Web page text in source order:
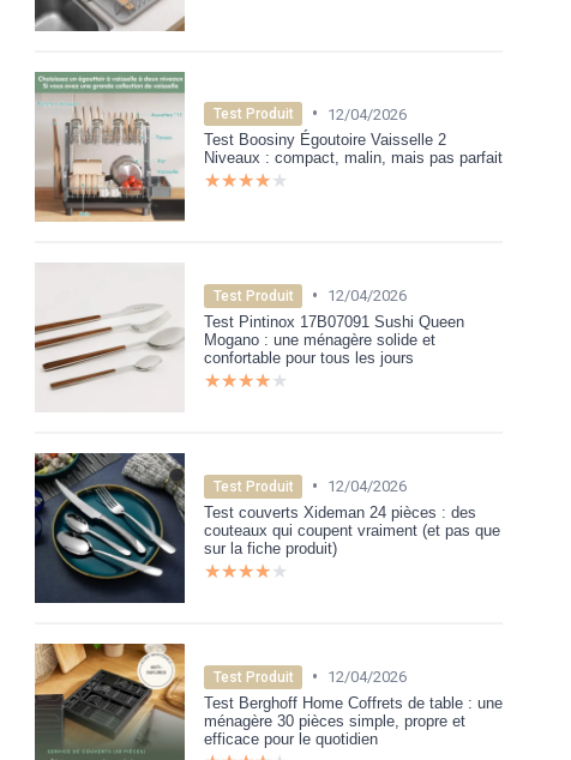
Test Produit •
12/04/2026
Test Boosiny Égoutoire Vaisselle 2
Niveaux : compact, malin, mais pas parfait
★★★★★
★★★★★
Test Produit •
12/04/2026
Test Pintinox 17B07091 Sushi Queen
Mogano : une ménagère solide et
confortable pour tous les jours
★★★★★
★★★★★
Test Produit •
12/04/2026
Test couverts Xideman 24 pièces : des
couteaux qui coupent vraiment (et pas que
sur la fiche produit)
★★★★★
★★★★★
Test Produit •
12/04/2026
Test Berghoff Home Coffrets de table : une
ménagère 30 pièces simple, propre et
efficace pour le quotidien